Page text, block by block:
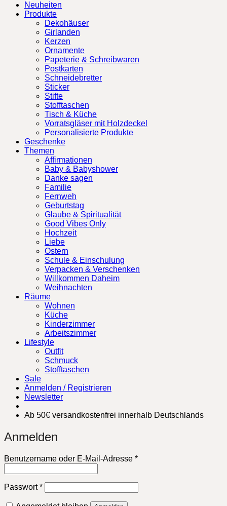
Neuheiten
Produkte
Dekohäuser
Girlanden
Kerzen
Ornamente
Papeterie & Schreibwaren
Postkarten
Schneidebretter
Sticker
Stifte
Stofftaschen
Tisch & Küche
Vorratsgläser mit Holzdeckel
Personalisierte Produkte
Geschenke
Themen
Affirmationen
Baby & Babyshower
Danke sagen
Familie
Fernweh
Geburtstag
Glaube & Spiritualität
Good Vibes Only
Hochzeit
Liebe
Ostern
Schule & Einschulung
Verpacken & Verschenken
Willkommen Daheim
Weihnachten
Räume
Wohnen
Küche
Kinderzimmer
Arbeitszimmer
Lifestyle
Outfit
Schmuck
Stofftaschen
Sale
Anmelden / Registrieren
Newsletter
Ab 50€ versandkostenfrei innerhalb Deutschlands
Anmelden
Benutzername oder E-Mail-Adresse *Erforderlich
Passwort*Erforderlich